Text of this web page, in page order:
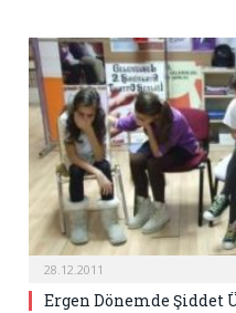
28.12.2011
Ergen Dönemde Şiddet